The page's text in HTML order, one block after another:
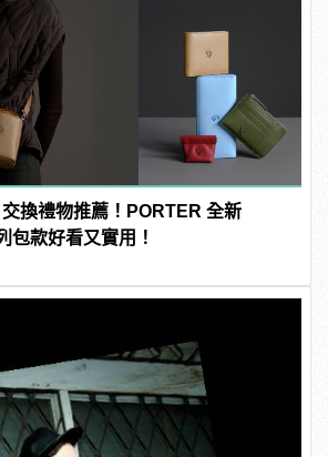
換禮物推薦！PORTER 全新
包款好看又實用！